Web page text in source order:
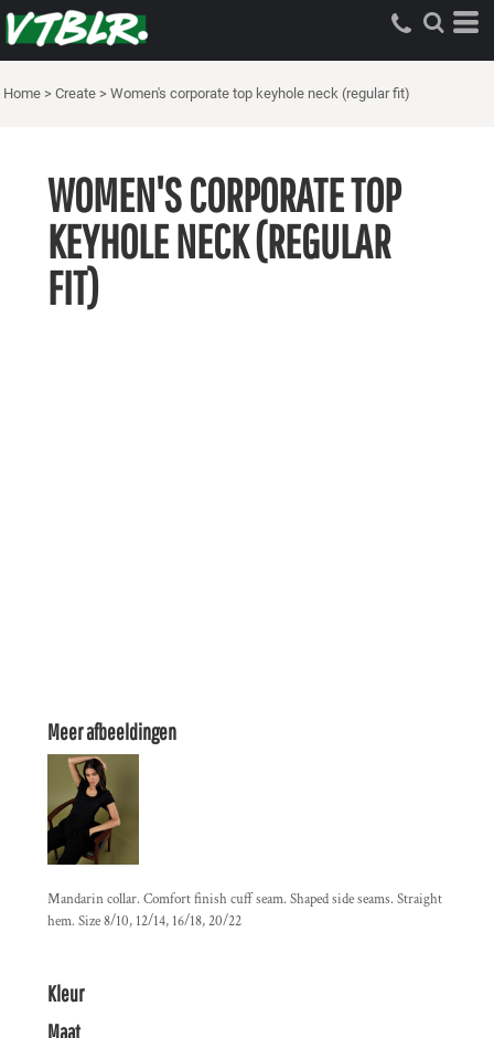
Home > Create > Women's corporate top keyhole neck (regular fit)
WOMEN'S CORPORATE TOP
KEYHOLE NECK (REGULAR
FIT)
Meer afbeeldingen
Mandarin collar. Comfort finish cuff seam. Shaped side seams. Straight
hem. Size 8/10, 12/14, 16/18, 20/22
Kleur
Maat